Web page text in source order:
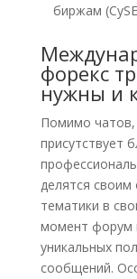
биржам
форекс
нужны и
Помимо
присутствует
делятся
тематики в
момент форум
уникальных
сообщений.